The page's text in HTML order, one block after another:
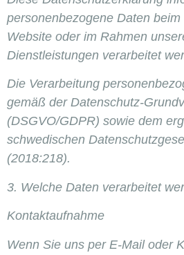
personenbezogene Daten
Website oder im Rahmen
Dienstleistungen verarbeitet
Die Verarbeitung
gemäß der Datenschutz-
(DSGVO/GDPR) sowie dem
schwedischen
(2018:218).
3. Welche Daten verarbeitet
Kontaktaufnahme
Wenn Sie uns per E-Mail oder